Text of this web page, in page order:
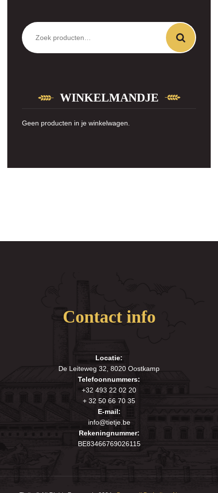
Zoeken
naar:
WINKELMANDJE
Geen producten in je winkelwagen.
Contact info
Locatie:
De Leiteweg 32, 8020 Oostkamp
Telefoonnummers:
+32 493 22 02 20
+ 32 50 66 70 35
E-mail:
info@tietje.be
Rekeningnummer:
BE83466769026115